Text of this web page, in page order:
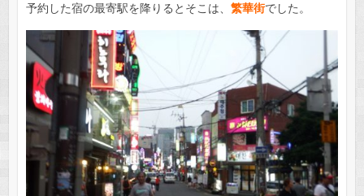
予約した宿の最寄駅を降りるとそこは、 繁華街でした。